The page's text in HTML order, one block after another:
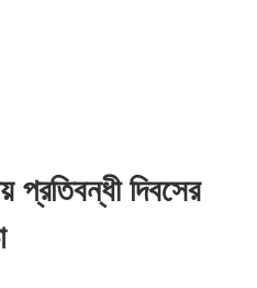
প্রতিবন্ধী দিবসের